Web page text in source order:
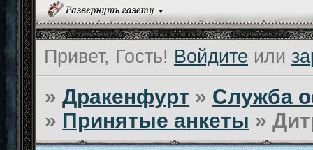
Привет, Гость! Войдите или
»Дракенфурт » Служба
» Принятые анкеты »